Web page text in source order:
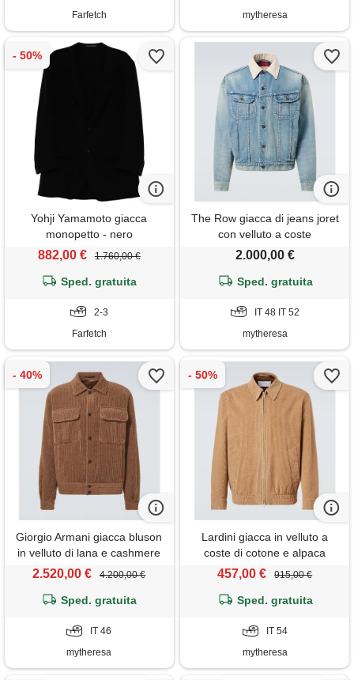
Farfetch
mytheresa
Yohji Yamamoto giacca
monopetto - nero
882,00 € 1.760,00 €
Sped. gratuita
2-3
Farfetch
The Row giacca di jeans joret
con velluto a coste
2.000,00 €
Sped. gratuita
IT 48 IT 52
mytheresa
Giorgio Armani giacca bluson
in velluto di lana e cashmere
2.520,00 € 4.200,00 €
Sped. gratuita
IT 46
mytheresa
Lardini giacca in velluto a
coste di cotone e alpaca
457,00 € 915,00 €
Sped. gratuita
IT 54
mytheresa